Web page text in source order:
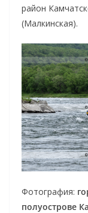
район
(Малкинская).
Фотография:
полуострове